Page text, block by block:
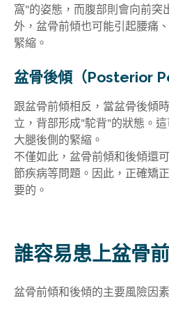
窩"的姿態，而腹部則會向前突
外，盆骨前傾也可能引起腰痛
緊縮。
盆骨後傾（Posterior
跟盆骨前傾相反，當盆骨後傾
立，背部形成"駝背"的狀態。
大腿後側的緊縮。
不僅如此，盆骨前傾和後傾還
節疾病等問題。因此，正確矯
要的。
誰容易患上盆骨
盆骨前傾和後傾的主要風險因素